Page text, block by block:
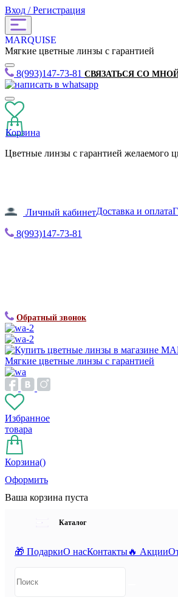
Вход / Регистрация
MARQUISE
Мягкие цветные линзы с гарантией
8(993)147-73-81 СВЯЗАТЬСЯ СО
Корзина
Цветные линзы с гарантией желаемого
Личный кабинетДоставка и оплата
8(993)147-73-81
Обратный звонок
Мягкие цветные линзы с гарантией
Избранное
товара
Корзина()
Оформить
Ваша корзина пуста
Каталог
🎁 ПодаркиО насКонтакты🔥 Акции